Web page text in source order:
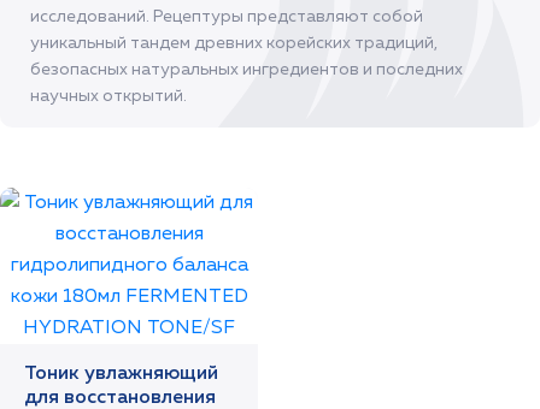
исследований. Рецептуры представляют собой
уникальный тандем древних корейских традиций,
безопасных натуральных ингредиентов и последних
научных открытий.
Тоник увлажняющий
для восстановления